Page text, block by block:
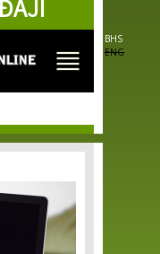
BHS
ENG